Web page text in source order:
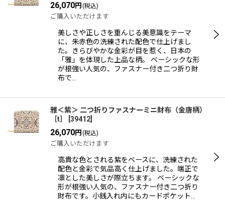
26,070円 (税込)
ご購入いただけます
美しさや正しさを重んじる美意識をテーマ
に、朱赤色の洗練された配色で仕上げまし
た。きらびやかな金彩が目を惹く、日本の
「雅」を体現した上品な柄。 ベーシックな形
が根強い人気の、ファスナー付き二つ折り財
布で…
雅＜紫＞ 二つ折りファスナーミニ財布（金唐柄）
［t］
39412
26,070円 (税込)
ご購入いただけます
高貴な色とされる紫をベースに、洗練された
配色と金彩で気品高く仕上げました。端正で
凛とした美しさが際立ちます。 ベーシックな
形が根強い人気の、ファスナー付き二つ折り
財布です。小銭入れ内にもカードポケット…